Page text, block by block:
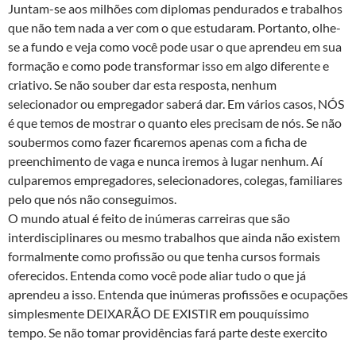
Juntam-se aos milhões com diplomas pendurados e trabalhos
que não tem nada a ver com o que estudaram. Portanto, olhe-
se a fundo e veja como você pode usar o que aprendeu em sua
formação e como pode transformar isso em algo diferente e
criativo. Se não souber dar esta resposta, nenhum
selecionador ou empregador saberá dar. Em vários casos, NÓS
é que temos de mostrar o quanto eles precisam de nós. Se não
soubermos como fazer ficaremos apenas com a ficha de
preenchimento de vaga e nunca iremos à lugar nenhum. Aí
culparemos empregadores, selecionadores, colegas, familiares
pelo que nós não conseguimos.
O mundo atual é feito de inúmeras carreiras que são
interdisciplinares ou mesmo trabalhos que ainda não existem
formalmente como profissão ou que tenha cursos formais
oferecidos. Entenda como você pode aliar tudo o que já
aprendeu a isso. Entenda que inúmeras profissões e ocupações
simplesmente DEIXARÃO DE EXISTIR em pouquíssimo
tempo. Se não tomar providências fará parte deste exercito